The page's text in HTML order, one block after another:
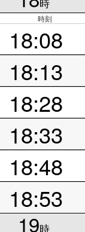
時刻
18:08
18:13
18:28
18:33
18:48
18:53
19時